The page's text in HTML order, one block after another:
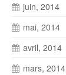
juin, 2014
mai, 2014
avril, 2014
mars, 2014